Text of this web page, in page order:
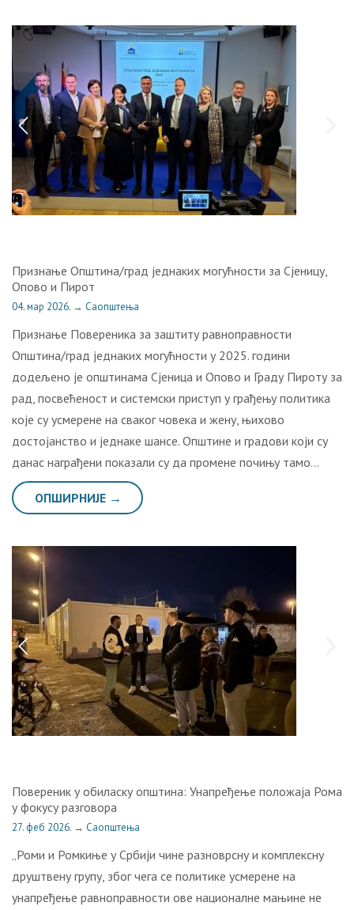
Признање Општина/град једнаких могућности за Сјеницу,
Опово и Пирот
04. мар 2026. → Саопштења
Признање Повереника за заштиту равноправности
Општина/град једнаких могућности у 2025. години
додељено је општинама Сјеница и Опово и Граду Пироту за
рад, посвећеност и системски приступ у грађењу политика
које су усмерене на сваког човека и жену, њихово
достојанство и једнаке шансе. Општине и градови који су
данас награђени показали су да промене почињу тамо…
ОПШИРНИЈЕ →
Повереник у обиласку општина: Унапређење положаја Рома
у фокусу разговора
27. феб 2026. → Саопштења
„Роми и Ромкиње у Србији чине разноврсну и комплексну
друштвену групу, због чега се политике усмерене на
унапређење равноправности ове националне мањине не